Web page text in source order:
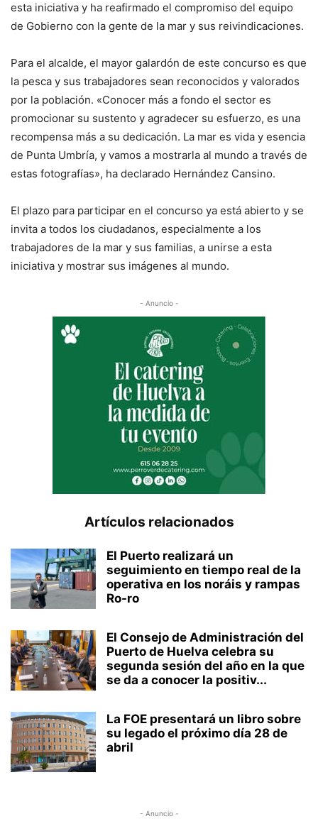
esta iniciativa y ha reafirmado el compromiso del equipo
de Gobierno con la gente de la mar y sus reivindicaciones.
Para el alcalde, el mayor galardón de este concurso es que
la pesca y sus trabajadores sean reconocidos y valorados
por la población. «Conocer más a fondo el sector es
promocionar su sustento y agradecer su esfuerzo, es una
recompensa más a su dedicación. La mar es vida y esencia
de Punta Umbría, y vamos a mostrarla al mundo a través de
estas fotografías», ha declarado Hernández Cansino.
El plazo para participar en el concurso ya está abierto y se
invita a todos los ciudadanos, especialmente a los
trabajadores de la mar y sus familias, a unirse a esta
iniciativa y mostrar sus imágenes al mundo.
- Anuncio -
Artículos relacionados
El Puerto realizará un
seguimiento en tiempo real de la
operativa en los noráis y rampas
Ro-ro
El Consejo de Administración del
Puerto de Huelva celebra su
segunda sesión del año en la que
se da a conocer la positiv...
La FOE presentará un libro sobre
su legado el próximo día 28 de
abril
- Anuncio -